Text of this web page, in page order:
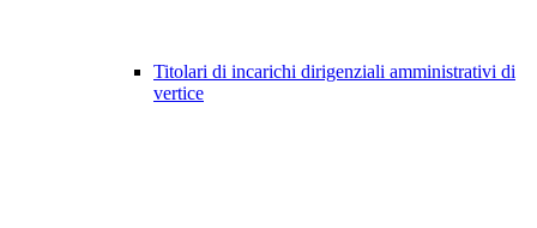
Titolari di incarichi dirigenziali amministrativi di
vertice